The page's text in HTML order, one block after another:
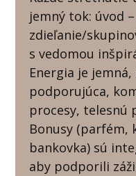
jemný tok: úvod
zdieľanie/
s vedomou
Energia je
podporujúca,
procesy, telesnú
Bonusy (parfém,
bankovka) sú
aby podporili